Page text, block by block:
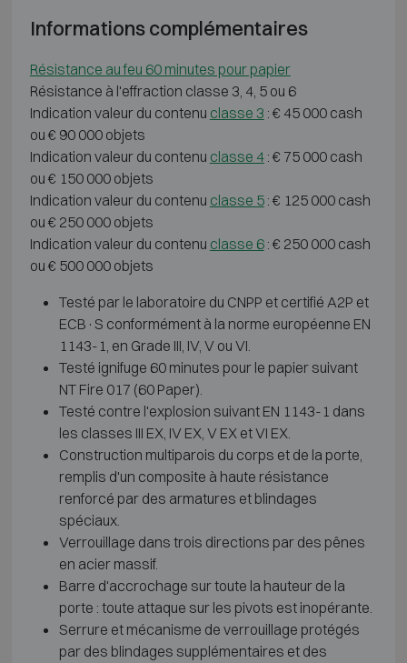
Informations complémentaires
Résistance au feu 60 minutes pour papier
Résistance à l'effraction classe 3, 4, 5 ou 6
Indication valeur du contenu classe 3 : € 45 000 cash
ou € 90 000 objets
Indication valeur du contenu classe 4: € 75 000 cash
ou € 150 000 objets
Indication valeur du contenu classe 5: € 125 000 cash
ou € 250 000 objets
Indication valeur du contenu classe 6: € 250 000 cash
ou € 500 000 objets
Testé par le laboratoire du CNPP et certifié A2P et
ECB·S conformément à la norme européenne EN
1143-1, en Grade III, IV, V ou VI.
Testé ignifuge 60 minutes pour le papier suivant
NT Fire 017 (60 Paper).
Testé contre l'explosion suivant EN 1143-1 dans
les classes III EX, IV EX, V EX et VI EX.
Construction multiparois du corps et de la porte,
remplis d'un composite à haute résistance
renforcé par des armatures et blindages
spéciaux.
Verrouillage dans trois directions par des pênes
en acier massif.
Barre d'accrochage sur toute la hauteur de la
porte : toute attaque sur les pivots est inopérante.
Serrure et mécanisme de verrouillage protégés
par des blindages supplémentaires et des